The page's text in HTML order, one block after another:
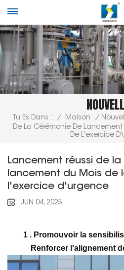
Tu Es Dans : / Maison /
De La Cérémonie De Lancement
De L'exercice
Lancement réussi de
lancement du Mois de
l'exercice d'urgence
JUN 04, 2025
1 . Promouvoir la
Renforcer l'alignement